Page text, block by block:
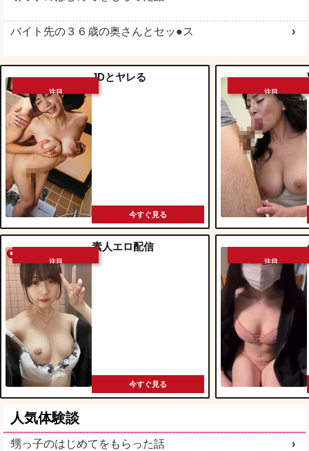
バイト先の３６歳の奥さんとセッ●ス
注目
JDとヤレる
今すぐ見る
注目
素人エロ配信
今すぐ見る
注目
注目
人気体験談
甥っ子のはじめてをもらった話